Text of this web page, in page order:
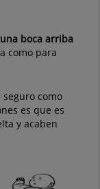
boca arriba
como para
como
es que es
y acaben